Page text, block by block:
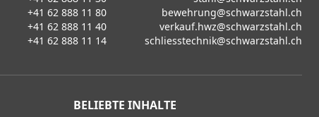
+41 62 888 11 80
bewehrung@schwarzstahl.ch
+41 62 888 11 40
verkauf.hwz@schwarzstahl.ch
+41 62 888 11 14 schliesstechnik@schwarzstahl.ch
BELIEBTE INHALTE